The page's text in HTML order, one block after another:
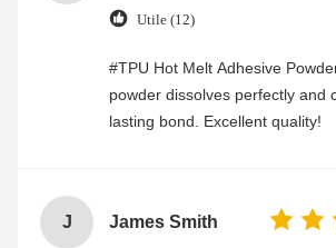
Utile (12)
#TPU Hot Melt Adhesive Powder This
powder dissolves perfectly and
lasting bond. Excellent quality!
J James Smith